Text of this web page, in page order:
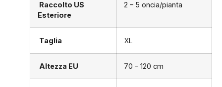
Raccolto US
Esteriore
2 – 5 oncia/pianta
Taglia XL
Altezza EU 70 – 120 cm